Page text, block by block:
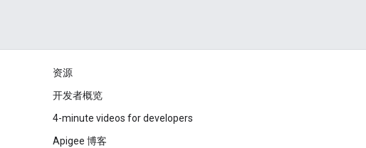
资源
开发者概览
4-minute videos for developers
Apigee 博客